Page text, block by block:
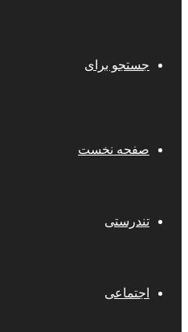
جستجو برای
صفحه نخست
تندرستی
اجتماعی